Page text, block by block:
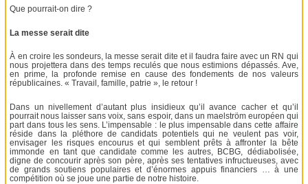
Que pourrait-on dire ?
La messe serait dite
À en croire les sondeurs, la messe serait dite et il faudra faire avec un RN qui
nous projettera dans des temps reculés que nous estimions dépassés. Ave,
en prime, la profonde remise en cause des fondements de nos valeurs
républicaines. « Travail, famille, patrie », le retour !
Dans un nivellement d’autant plus insidieux qu’il avance cacher et qu’il
pourrait nous laisser sans voix, sans espoir, dans un maelström européen qui
part dans tous les sens. L’impensable : le plus impensable dans cette affaire
réside dans la pléthore de candidats potentiels qui ne veulent pas voir,
envisager les risques encourus et qui semblent prêts à affronter la bête
immonde en tant que candidate comme les autres, BCBG, dédiabolisée,
digne de concourir après son père, après ses tentatives infructueuses, avec
de grands soutiens populaires et d’énormes appuis financiers … à une
compétition où se joue une partie de notre histoire.